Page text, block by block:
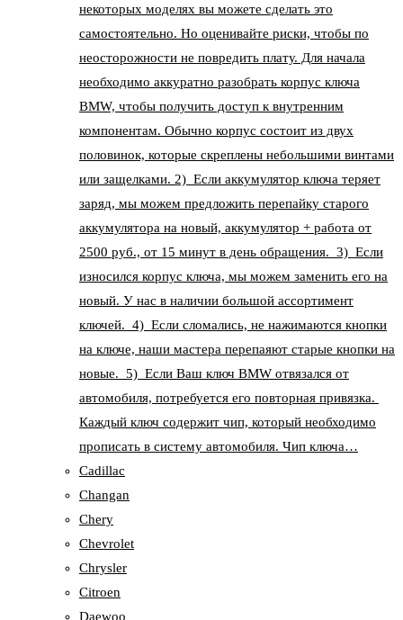
некоторых моделях вы можете сделать это
самостоятельно. Но оценивайте риски, чтобы по
неосторожности не повредить плату. Для начала
необходимо аккуратно разобрать корпус ключа
BMW, чтобы получить доступ к внутренним
компонентам. Обычно корпус состоит из двух
половинок, которые скреплены небольшими винтами
или защелками. 2) Если аккумулятор ключа теряет
заряд, мы можем предложить перепайку старого
аккумулятора на новый, аккумулятор + работа от
2500 руб., от 15 минут в день обращения. 3) Если
износился корпус ключа, мы можем заменить его на
новый. У нас в наличии большой ассортимент
ключей. 4) Если сломались, не нажимаются кнопки
на ключе, наши мастера перепаяют старые кнопки на
новые. 5) Если Ваш ключ BMW отвязался от
автомобиля, потребуется его повторная привязка.
Каждый ключ содержит чип, который необходимо
прописать в систему автомобиля. Чип ключа…
Cadillac
Changan
Chery
Chevrolet
Chrysler
Citroen
Daewoo